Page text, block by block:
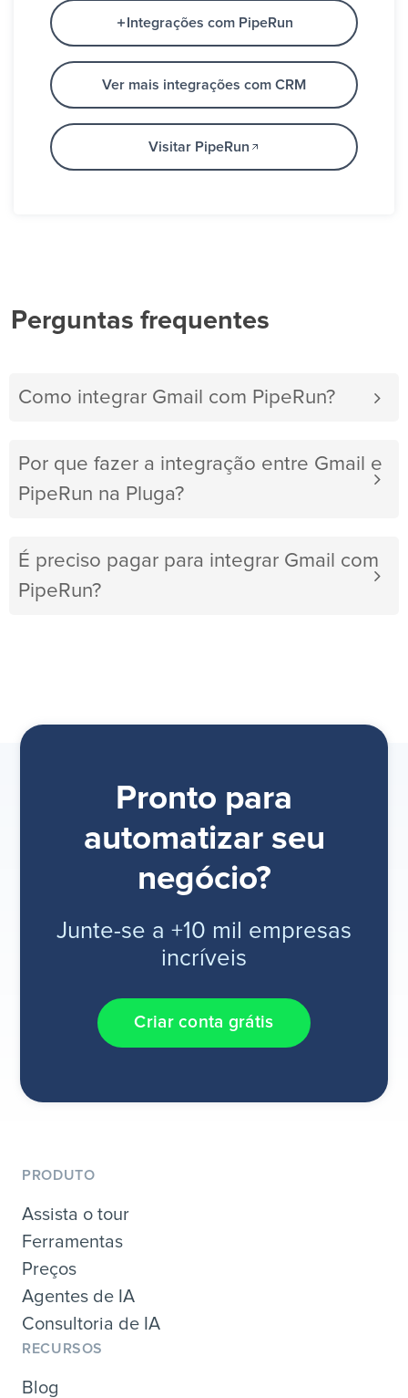
Integrações com PipeRun
Ver mais integrações com CRM
Visitar PipeRun
Perguntas frequentes
Como integrar Gmail com PipeRun?
Por que fazer a integração entre Gmail e
PipeRun na Pluga?
É preciso pagar para integrar Gmail com
PipeRun?
Pronto para
automatizar seu
negócio?
Junte-se a +10 mil empresas
incríveis
Criar conta grátis
PRODUTO
Assista o tour
Ferramentas
Preços
Agentes de IA
Consultoria de IA
RECURSOS
Blog